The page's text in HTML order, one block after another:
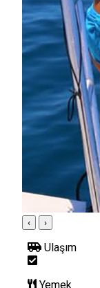
‹ ›
Ulaşım
Yemek